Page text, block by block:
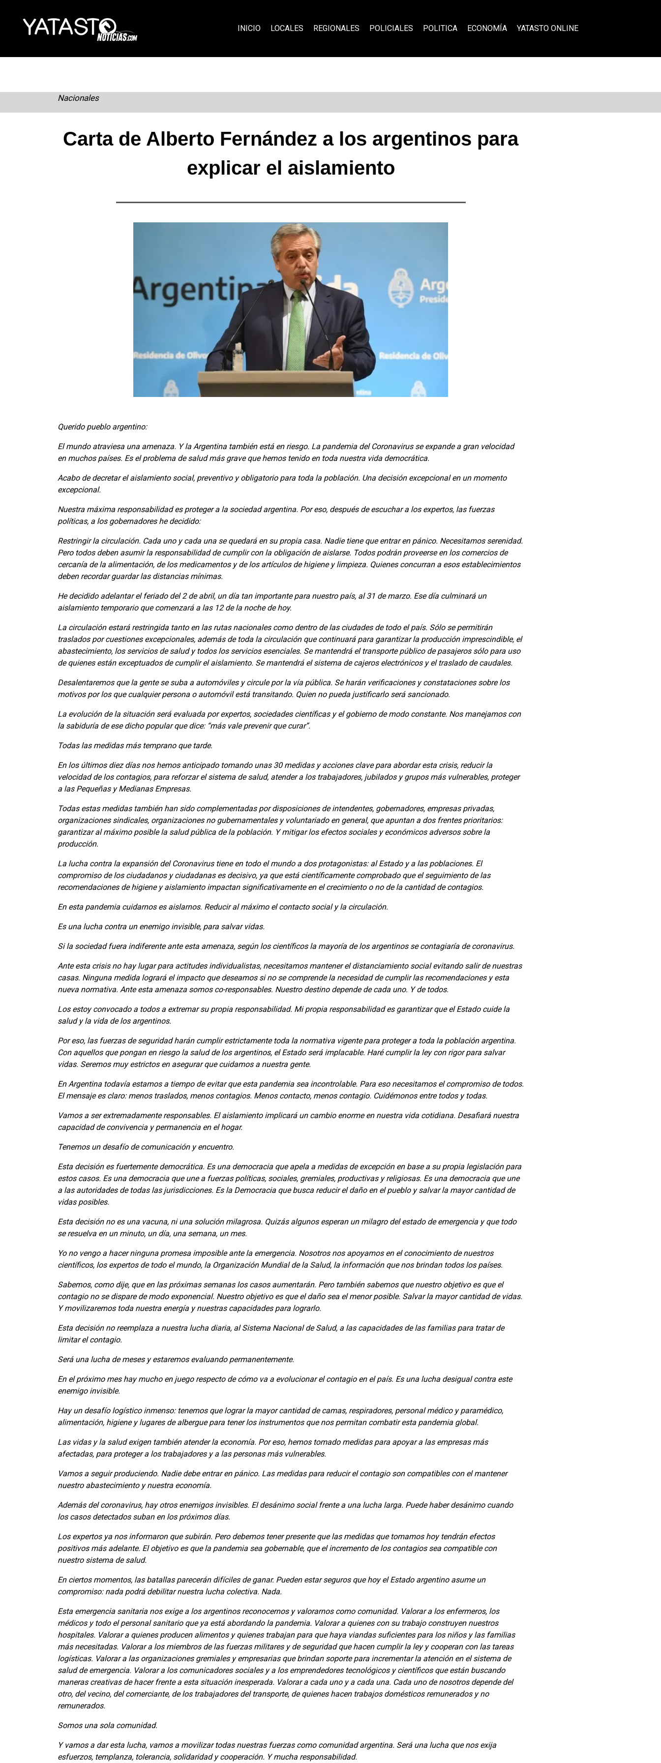
INICIO LOCALES REGIONALES POLICIALES POLITICA ECONOMÍA YATASTO ONLINE
Nacionales
Carta de Alberto Fernández a los argentinos para
explicar el aislamiento
Querido pueblo argentino:
El mundo atraviesa una amenaza. Y la Argentina también está en riesgo. La pandemia del Coronavirus se expande a gran velocidad
en muchos países. Es el problema de salud más grave que hemos tenido en toda nuestra vida democrática.
Acabo de decretar el aislamiento social, preventivo y obligatorio para toda la población. Una decisión excepcional en un momento
excepcional.
Nuestra máxima responsabilidad es proteger a la sociedad argentina. Por eso, después de escuchar a los expertos, las fuerzas
políticas, a los gobernadores he decidido:
Restringir la circulación. Cada uno y cada una se quedará en su propia casa. Nadie tiene que entrar en pánico. Necesitamos serenidad.
Pero todos deben asumir la responsabilidad de cumplir con la obligación de aislarse. Todos podrán proveerse en los comercios de
cercanía de la alimentación, de los medicamentos y de los artículos de higiene y limpieza. Quienes concurran a esos establecimientos
deben recordar guardar las distancias mínimas.
He decidido adelantar el feriado del 2 de abril, un día tan importante para nuestro país, al 31 de marzo. Ese día culminará un
aislamiento temporario que comenzará a las 12 de la noche de hoy.
La circulación estará restringida tanto en las rutas nacionales como dentro de las ciudades de todo el país. Sólo se permitirán
traslados por cuestiones excepcionales, además de toda la circulación que continuará para garantizar la producción imprescindible, el
abastecimiento, los servicios de salud y todos los servicios esenciales. Se mantendrá el transporte público de pasajeros sólo para uso
de quienes están exceptuados de cumplir el aislamiento. Se mantendrá el sistema de cajeros electrónicos y el traslado de caudales.
Desalentaremos que la gente se suba a automóviles y circule por la vía pública. Se harán verificaciones y constataciones sobre los
motivos por los que cualquier persona o automóvil está transitando. Quien no pueda justificarlo será sancionado.
La evolución de la situación será evaluada por expertos, sociedades científicas y el gobierno de modo constante. Nos manejamos con
la sabiduría de ese dicho popular que dice: “más vale prevenir que curar”.
Todas las medidas más temprano que tarde.
En los últimos diez días nos hemos anticipado tomando unas 30 medidas y acciones clave para abordar esta crisis, reducir la
velocidad de los contagios, para reforzar el sistema de salud, atender a los trabajadores, jubilados y grupos más vulnerables, proteger
a las Pequeñas y Medianas Empresas.
Todas estas medidas también han sido complementadas por disposiciones de intendentes, gobernadores, empresas privadas,
organizaciones sindicales, organizaciones no gubernamentales y voluntariado en general, que apuntan a dos frentes prioritarios:
garantizar al máximo posible la salud pública de la población. Y mitigar los efectos sociales y económicos adversos sobre la
producción.
La lucha contra la expansión del Coronavirus tiene en todo el mundo a dos protagonistas: al Estado y a las poblaciones. El
compromiso de los ciudadanos y ciudadanas es decisivo, ya que está científicamente comprobado que el seguimiento de las
recomendaciones de higiene y aislamiento impactan significativamente en el crecimiento o no de la cantidad de contagios.
En esta pandemia cuidarnos es aislarnos. Reducir al máximo el contacto social y la circulación.
Es una lucha contra un enemigo invisible, para salvar vidas.
Si la sociedad fuera indiferente ante esta amenaza, según los científicos la mayoría de los argentinos se contagiaría de coronavirus.
Ante esta crisis no hay lugar para actitudes individualistas, necesitamos mantener el distanciamiento social evitando salir de nuestras
casas. Ninguna medida logrará el impacto que deseamos si no se comprende la necesidad de cumplir las recomendaciones y esta
nueva normativa. Ante esta amenaza somos co-responsables. Nuestro destino depende de cada uno. Y de todos.
Los estoy convocado a todos a extremar su propia responsabilidad. Mi propia responsabilidad es garantizar que el Estado cuide la
salud y la vida de los argentinos.
Por eso, las fuerzas de seguridad harán cumplir estrictamente toda la normativa vigente para proteger a toda la población argentina.
Con aquellos que pongan en riesgo la salud de los argentinos, el Estado será implacable. Haré cumplir la ley con rigor para salvar
vidas. Seremos muy estrictos en asegurar que cuidamos a nuestra gente.
En Argentina todavía estamos a tiempo de evitar que esta pandemia sea incontrolable. Para eso necesitamos el compromiso de todos.
El mensaje es claro: menos traslados, menos contagios. Menos contacto, menos contagio. Cuidémonos entre todos y todas.
Vamos a ser extremadamente responsables. El aislamiento implicará un cambio enorme en nuestra vida cotidiana. Desafiará nuestra
capacidad de convivencia y permanencia en el hogar.
Tenemos un desafío de comunicación y encuentro.
Esta decisión es fuertemente democrática. Es una democracia que apela a medidas de excepción en base a su propia legislación para
estos casos. Es una democracia que une a fuerzas políticas, sociales, gremiales, productivas y religiosas. Es una democracia que une
a las autoridades de todas las jurisdicciones. Es la Democracia que busca reducir el daño en el pueblo y salvar la mayor cantidad de
vidas posibles.
Esta decisión no es una vacuna, ni una solución milagrosa. Quizás algunos esperan un milagro del estado de emergencia y que todo
se resuelva en un minuto, un día, una semana, un mes.
Yo no vengo a hacer ninguna promesa imposible ante la emergencia. Nosotros nos apoyamos en el conocimiento de nuestros
científicos, los expertos de todo el mundo, la Organización Mundial de la Salud, la información que nos brindan todos los países.
Sabemos, como dije, que en las próximas semanas los casos aumentarán. Pero también sabemos que nuestro objetivo es que el
contagio no se dispare de modo exponencial. Nuestro objetivo es que el daño sea el menor posible. Salvar la mayor cantidad de vidas.
Y movilizaremos toda nuestra energía y nuestras capacidades para lograrlo.
Esta decisión no reemplaza a nuestra lucha diaria, al Sistema Nacional de Salud, a las capacidades de las familias para tratar de
limitar el contagio.
Será una lucha de meses y estaremos evaluando permanentemente.
En el próximo mes hay mucho en juego respecto de cómo va a evolucionar el contagio en el país. Es una lucha desigual contra este
enemigo invisible.
Hay un desafío logístico inmenso: tenemos que lograr la mayor cantidad de camas, respiradores, personal médico y paramédico,
alimentación, higiene y lugares de albergue para tener los instrumentos que nos permitan combatir esta pandemia global.
Las vidas y la salud exigen también atender la economía. Por eso, hemos tomado medidas para apoyar a las empresas más
afectadas, para proteger a los trabajadores y a las personas más vulnerables.
Vamos a seguir produciendo. Nadie debe entrar en pánico. Las medidas para reducir el contagio son compatibles con el mantener
nuestro abastecimiento y nuestra economía.
Además del coronavirus, hay otros enemigos invisibles. El desánimo social frente a una lucha larga. Puede haber desánimo cuando
los casos detectados suban en los próximos días.
Los expertos ya nos informaron que subirán. Pero debemos tener presente que las medidas que tomamos hoy tendrán efectos
positivos más adelante. El objetivo es que la pandemia sea gobernable, que el incremento de los contagios sea compatible con
nuestro sistema de salud.
En ciertos momentos, las batallas parecerán difíciles de ganar. Pueden estar seguros que hoy el Estado argentino asume un
compromiso: nada podrá debilitar nuestra lucha colectiva. Nada.
Esta emergencia sanitaria nos exige a los argentinos reconocernos y valorarnos como comunidad. Valorar a los enfermeros, los
médicos y todo el personal sanitario que ya está abordando la pandemia. Valorar a quienes con su trabajo construyen nuestros
hospitales. Valorar a quienes producen alimentos y quienes trabajan para que haya viandas suficientes para los niños y las familias
más necesitadas. Valorar a los miembros de las fuerzas militares y de seguridad que hacen cumplir la ley y cooperan con las tareas
logísticas. Valorar a las organizaciones gremiales y empresarias que brindan soporte para incrementar la atención en el sistema de
salud de emergencia. Valorar a los comunicadores sociales y a los emprendedores tecnológicos y científicos que están buscando
maneras creativas de hacer frente a esta situación inesperada. Valorar a cada uno y a cada una. Cada uno de nosotros depende del
otro, del vecino, del comerciante, de los trabajadores del transporte, de quienes hacen trabajos domésticos remunerados y no
remunerados.
Somos una sola comunidad.
Y vamos a dar esta lucha, vamos a movilizar todas nuestras fuerzas como comunidad argentina. Será una lucha que nos exija
esfuerzos, templanza, tolerancia, solidaridad y cooperación. Y mucha responsabilidad.